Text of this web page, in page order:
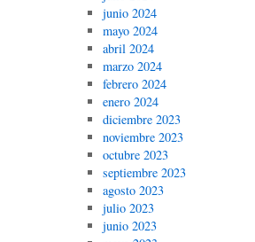
junio 2024
mayo 2024
abril 2024
marzo 2024
febrero 2024
enero 2024
diciembre 2023
noviembre 2023
octubre 2023
septiembre 2023
agosto 2023
julio 2023
junio 2023